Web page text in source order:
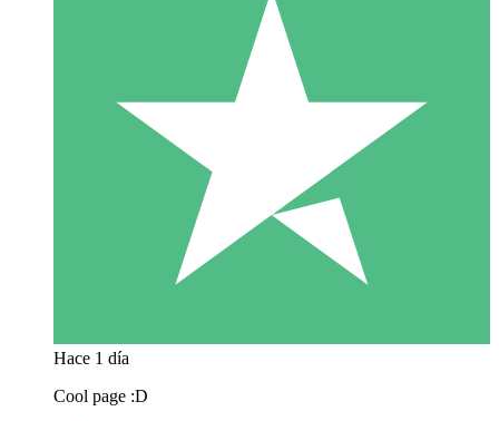
Hace 1 día
Cool page :D